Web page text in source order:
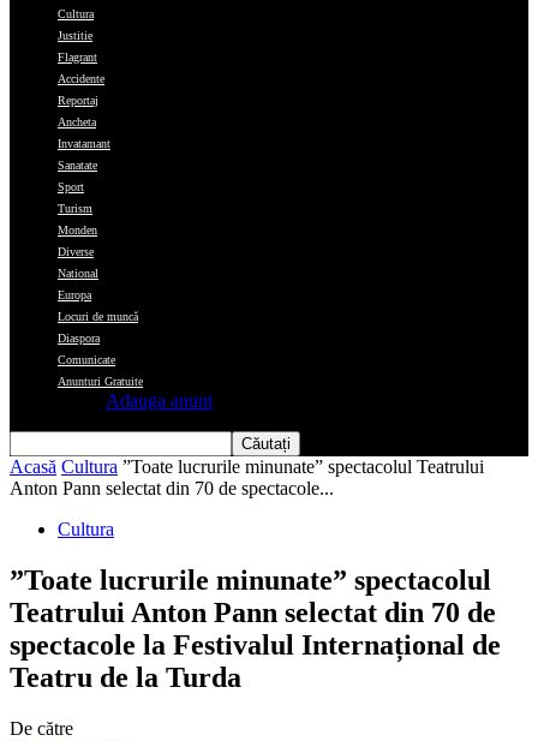
Cultura
Justitie
Flagrant
Accidente
Reportaj
Ancheta
Invatamant
Sanatate
Sport
Turism
Monden
Diverse
National
Europa
Locuri de muncă
Diaspora
Comunicate
Anunturi Gratuite
Adauga anunt
Acasă Cultura ”Toate lucrurile minunate” spectacolul Teatrului
Anton Pann selectat din 70 de spectacole...
Cultura
”Toate lucrurile minunate” spectacolul
Teatrului Anton Pann selectat din 70 de
spectacole la Festivalul Internațional de
Teatru de la Turda
De către